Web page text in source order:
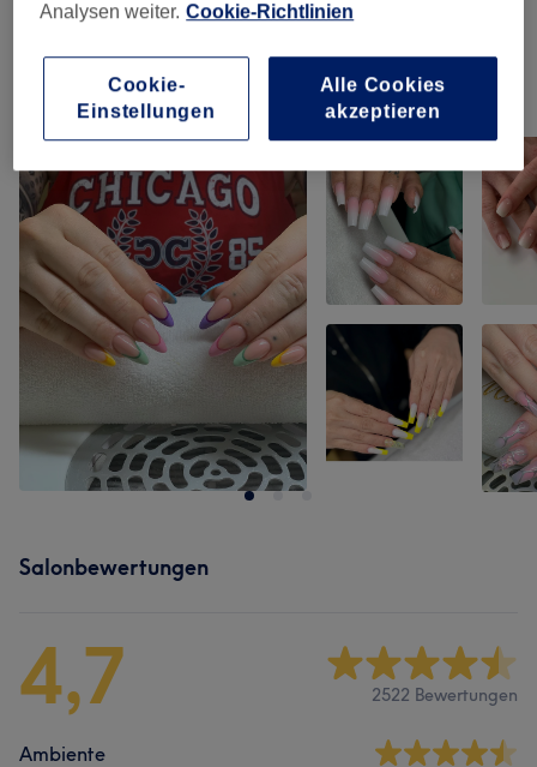
Nagelmodellagen (9)
Unsere Arbeit
Bild anklicken für weitere Details
Salonbewertungen
4,7 2522 Bewertungen
Ambiente
Analysen weiter. Cookie-Richtlinien
Cookie-
Einstellungen
Alle Cookies
akzeptieren